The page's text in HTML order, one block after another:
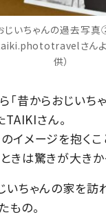
じいちゃんの過去写真
さんよ
供）
「昔からおじいち
TAIKIさん。
イメージを抱くこ
きは驚きが大きか
いちゃんの家を
もの。